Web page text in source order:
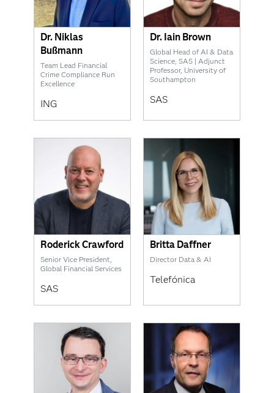
Dr. Niklas
Bußmann
Team Lead Financial
Crime Compliance Run
Excellence
ING
Dr. Iain Brown
Global Head of AI & Data
Science, SAS | Adjunct
Professor, University of
Southampton
SAS
Roderick Crawford
Senior Vice President,
Global Financial Services
SAS
Britta Daffner
Director Data & AI
Telefónica